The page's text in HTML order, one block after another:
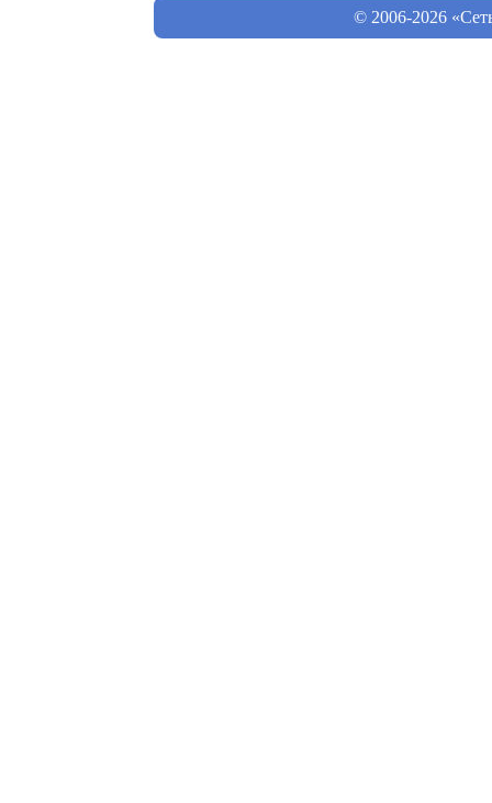
© 2006-2026